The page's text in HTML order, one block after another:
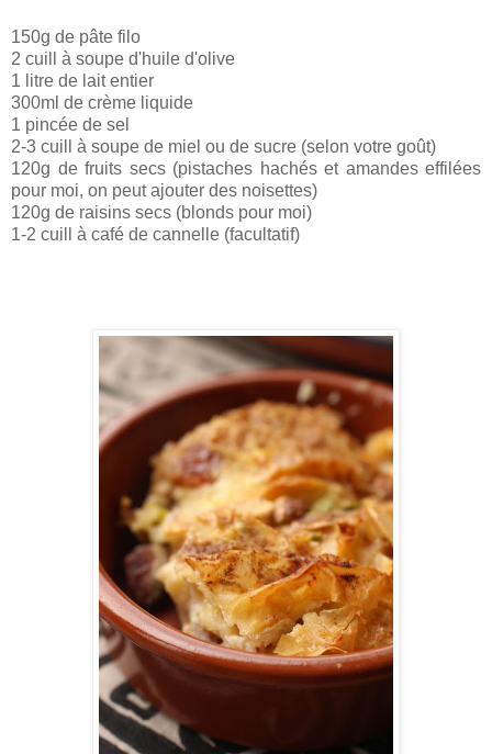
150g de pâte filo
2 cuill à soupe d'huile d'olive
1 litre de lait entier
300ml de crème liquide
1 pincée de sel
2-3 cuill à soupe de miel ou de sucre (selon votre goût)
120g de fruits secs (pistaches hachés et amandes effilées
pour moi, on peut ajouter des noisettes)
120g de raisins secs (blonds pour moi)
1-2 cuill à café de cannelle (facultatif)